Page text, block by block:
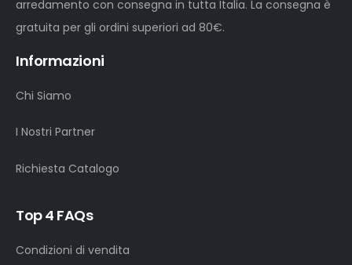
arredamento con consegna in tutta Italia. La consegna è
gratuita per gli ordini superiori ad 80€.
Informazioni
Chi Siamo
I Nostri Partner
Richiesta Catalogo
Top 4 FAQs
Condizioni di vendita